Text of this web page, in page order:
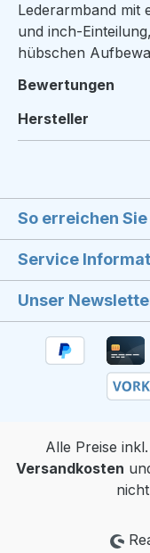
Lederarmband mit
und inch-
hübschen
Bewertungen
Hersteller
So erreichen
Service
Unser
Alle Preise
Versandkosten